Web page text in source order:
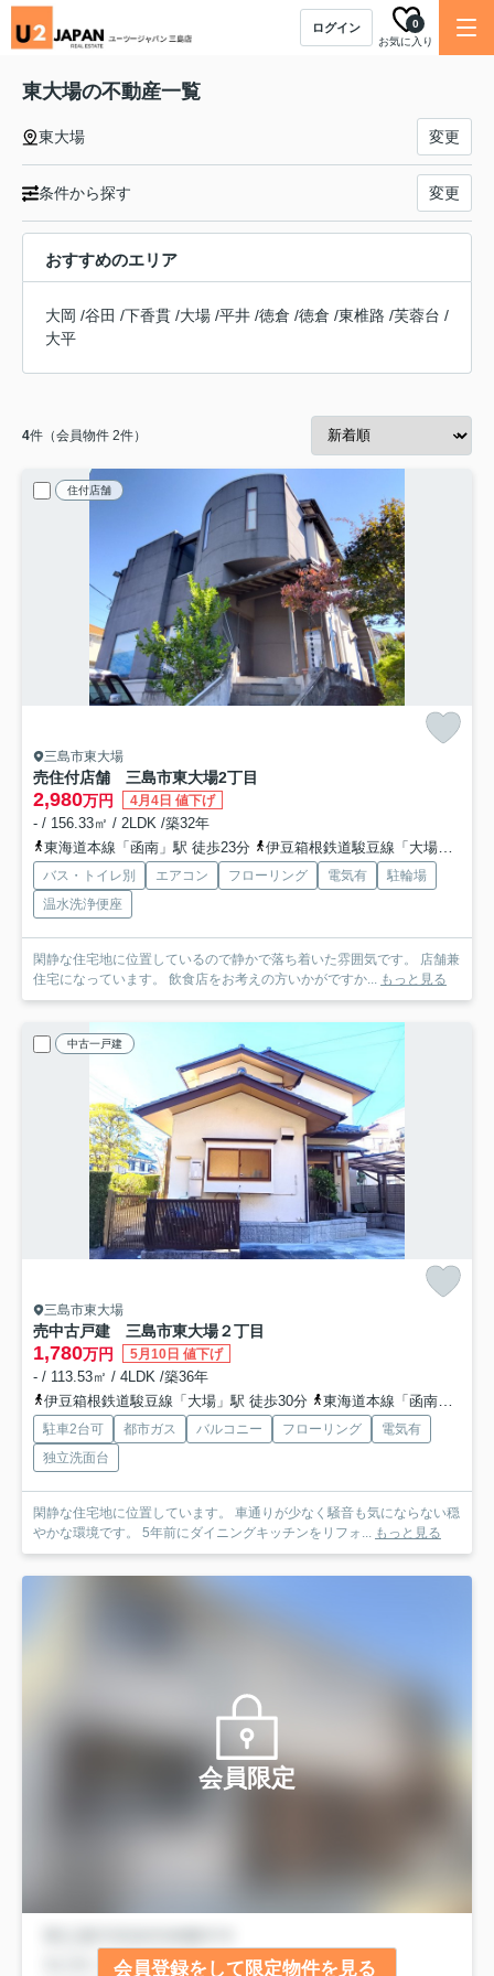
ログイン
お気に入り
0
東大場の不動産一覧
東大場 変更
条件から探す 変更
おすすめのエリア
大岡 /谷田 /下香貫 /大場 /平井 /徳倉 /徳倉 /東椎路 /芙蓉台 /
大平
4件（会員物件 2件）
住付店舗
三島市東大場
売住付店舗 三島市東大場2丁目
2,980万円 4月4日 値下げ
- / 156.33㎡ / 2LDK /築32年
東海道本線「函南」駅 徒歩23分
伊豆箱根鉄道駿豆線「大場」駅 徒歩29分
バス・トイレ別 エアコン フローリング 電気有
駐輪場
温水洗浄便座
閑静な住宅地に位置しているので静かで落ち着いた雰囲気です。 店舗兼
住宅になっています。 飲食店をお考えの方いかがですか... もっと見る
中古一戸建
三島市東大場
売中古戸建 三島市東大場２丁目
1,780万円 5月10日 値下げ
- / 113.53㎡ / 4LDK /築36年
伊豆箱根鉄道駿豆線「大場」駅 徒歩30分
東海道本線「函南」駅 徒歩45分
駐車2台可 都市ガス バルコニー フローリング
電気有
独立洗面台
閑静な住宅地に位置しています。 車通りが少なく騒音も気にならない穏
やかな環境です。 5年前にダイニングキッチンをリフォ... もっと見る
会員限定
会員登録をして限定物件を見る